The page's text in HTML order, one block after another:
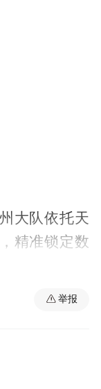
大队依托天
精准锁定数
多次偷偷驾
举报